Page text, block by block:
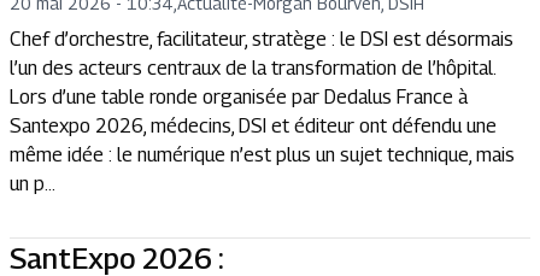
Chef d’orchestre, facilitateur, stratège : le DSI est désormais
l’un des acteurs centraux de la transformation de l’hôpital.
Lors d’une table ronde organisée par Dedalus France à
Santexpo 2026, médecins, DSI et éditeur ont défendu une
même idée : le numérique n’est plus un sujet technique, mais
un p...
SantExpo 2026 :